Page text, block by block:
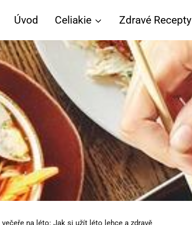
Úvod Celiakie Zdravé Recepty
večeře na léto: Jak si užít léto lehce a zdravě